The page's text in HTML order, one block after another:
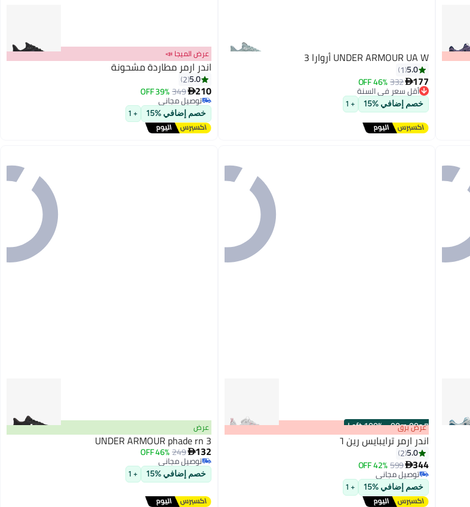
UNDER ARMOUR UA W أروارا 3
5.0
1
177
332
46% OFF
أقل سعر في السنة
توصيل مجاني
أقل سعر في السنة
خصم إضافي %15 + 1
3
عرض الميجا 📣
اندر ارمر مطاردة مشحونة
5.0
2
210
349
39% OFF
توصيل مجاني
توصيل مجاني
خصم إضافي %15 + 1
00m:00s
·
100% Left عرض برق
اندر ارمر ترايبايس رين ٦
5.0
2
344
599
42% OFF
توصيل مجاني
توصيل مجاني
خصم إضافي %15 + 1
عرض
UNDER ARMOUR phade rn 3
132
249
46% OFF
توصيل مجاني
توصيل مجاني
خصم إضافي %15 + 1